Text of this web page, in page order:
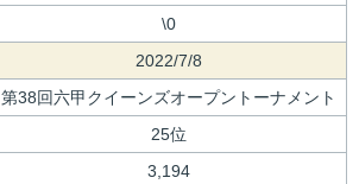
\0
2022/7/8
第38回六甲クイーンズオープントーナメント
25位
3,194